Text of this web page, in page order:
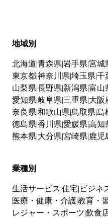
地域別
北海道 青森県 岩手県 宮城
東京都神奈川県 埼玉県 千
山梨県 長野県 新潟県 富山
愛知県 岐阜県 三重県 大阪
奈良県 和歌山県 鳥取県 島
徳島県 香川県 愛媛県 高知
熊本県 大分県 宮崎県 鹿児
業種別
生活サービス 住宅 ビジネ
医療・健康・介護教育・
レジャー・スポーツ 飲食